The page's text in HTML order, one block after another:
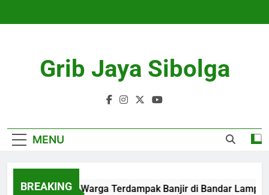
Grib Jaya Sibolga
MENU
BREAKING109 Warga Terdampak Banjir di Bandar